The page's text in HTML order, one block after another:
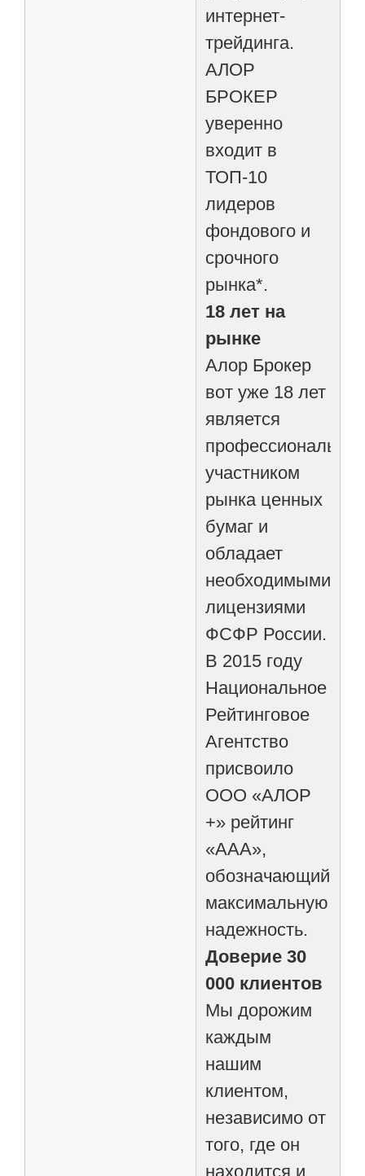
интернет-
трейдинга.
АЛОР
БРОКЕР
уверенно
входит в
ТОП-10
лидеров
фондового и
срочного
рынка*.
18 лет на
рынке
Алор Брокер
вот уже 18 лет
является
участником
рынка ценных
бумаг и
обладает
необходимыми
лицензиями
ФСФР России.
В 2015 году
Национальное
Рейтинговое
Агентство
присвоило
ООО «АЛОР
+» рейтинг
«ААА»,
обозначающий
максимальную
надежность.
Доверие 30
000 клиентов
Мы дорожим
каждым
нашим
клиентом,
независимо от
того, где он
находится и